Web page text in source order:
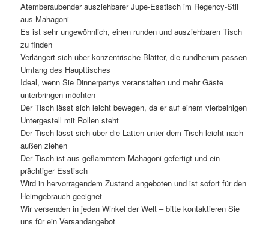
Atemberaubender ausziehbarer Jupe-Esstisch im Regency-Stil
aus Mahagoni
Es ist sehr ungewöhnlich, einen runden und ausziehbaren Tisch
zu finden
Verlängert sich über konzentrische Blätter, die rundherum passen
Umfang des Haupttisches
Ideal, wenn Sie Dinnerpartys veranstalten und mehr Gäste
unterbringen möchten
Der Tisch lässt sich leicht bewegen, da er auf einem vierbeinigen
Untergestell mit Rollen steht
Der Tisch lässt sich über die Latten unter dem Tisch leicht nach
außen ziehen
Der Tisch ist aus geflammtem Mahagoni gefertigt und ein
prächtiger Esstisch
Wird in hervorragendem Zustand angeboten und ist sofort für den
Heimgebrauch geeignet
Wir versenden in jeden Winkel der Welt – bitte kontaktieren Sie
uns für ein Versandangebot